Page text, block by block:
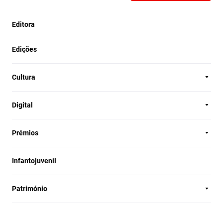
Editora
Edições
Cultura
Digital
Prémios
Infantojuvenil
Património